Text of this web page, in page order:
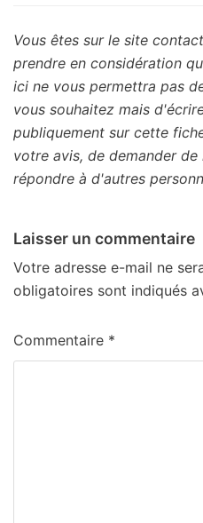
Vous êtes sur le site
prendre en considération
ici ne vous permettra pas
vous souhaitez mais
publiquement sur cette
votre avis, de demander
répondre à d'autres
Laisser un commentaire
Votre adresse e-mail ne
obligatoires sont indiqués
Commentaire *